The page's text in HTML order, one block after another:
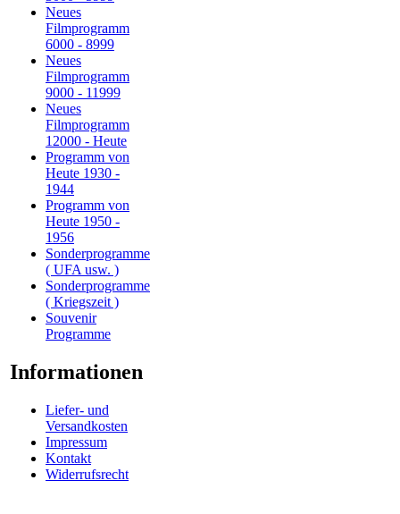
Neues
Filmprogramm
6000 - 8999
Neues
Filmprogramm
9000 - 11999
Neues
Filmprogramm
12000 - Heute
Programm von
Heute 1930 -
1944
Programm von
Heute 1950 -
1956
Sonderprogramme
( UFA usw. )
Sonderprogramme
( Kriegszeit )
Souvenir
Programme
Informationen
Liefer- und
Versandkosten
Impressum
Kontakt
Widerrufsrecht